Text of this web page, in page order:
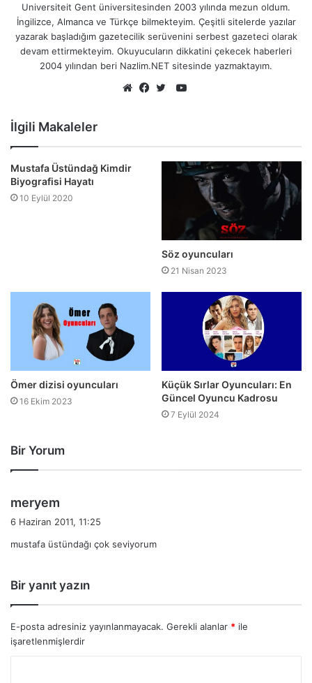
Universiteit Gent üniversitesinden 2003 yılında mezun oldum.
İngilizce, Almanca ve Türkçe bilmekteyim. Çeşitli sitelerde yazılar
yazarak başladığım gazetecilik serüvenini serbest gazeteci olarak
devam ettirmekteyim. Okuyucuların dikkatini çekecek haberleri
2004 yılından beri Nazlim.NET sitesinde yazmaktayım.
YouTube
İlgili Makaleler
Mustafa Üstündağ Kimdir
Biyografisi Hayatı
10 Eylül 2020
Söz oyuncuları
21 Nisan 2023
Ömer dizisi oyuncuları
16 Ekim 2023
Küçük Sırlar Oyuncuları: En
Güncel Oyuncu Kadrosu
7 Eylül 2024
Bir Yorum
meryem
e
i
i
:
6 Haziran 2011, 11:25
mustafa üstündağı çok seviyorum
Bir yanıt yazın
E-posta adresiniz yayınlanmayacak. Gerekli alanlar * ile
işaretlenmişlerdir